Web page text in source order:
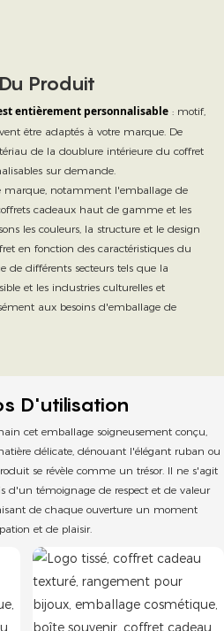
Produit
entièrement personnalisable : motif,
être adaptés à votre marque. De
de la doublure intérieure du coffret
sur demande.
marque, notamment l'emballage de
cadeaux haut de gamme et les
les couleurs, la structure et le design
en fonction des caractéristiques du
différents secteurs tels que la
et les industries culturelles et
aux besoins d'emballage de
D'utilisation
cet emballage soigneusement conçu,
délicate, dénouant l'élégant ruban ou
se révèle comme un trésor. Il ne s'agit
d'un témoignage de respect et de valeur
de chaque ouverture un moment
et de plaisir.